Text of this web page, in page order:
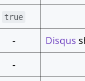
true
- Disqus
-